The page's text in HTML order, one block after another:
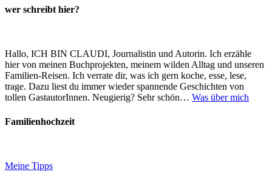
wer schreibt hier?
Hallo, ICH BIN CLAUDI, Journalistin und Autorin. Ich erzähle
hier von meinen Buchprojekten, meinem wilden Alltag und unseren
Familien-Reisen. Ich verrate dir, was ich gern koche, esse, lese,
trage. Dazu liest du immer wieder spannende Geschichten von
tollen GastautorInnen. Neugierig? Sehr schön… Was über mich
Familienhochzeit
Meine Tipps